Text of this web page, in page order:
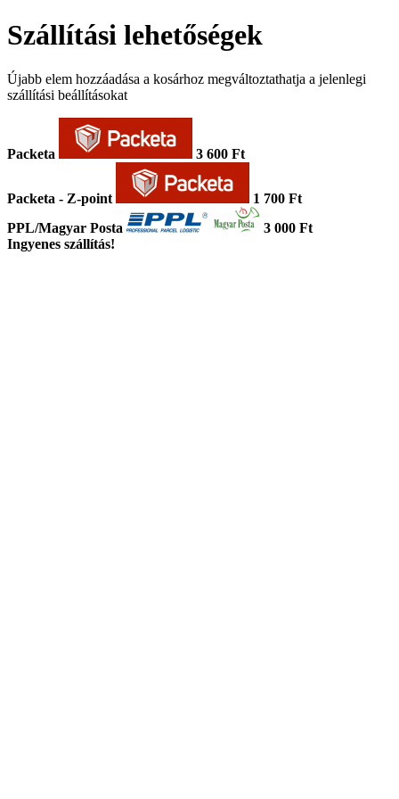
Szállítási lehetőségek
Újabb elem hozzáadása a kosárhoz megváltoztathatja a jelenlegi
szállítási beállításokat
Packeta 3 600 Ft
Packeta - Z-point
1 700 Ft
PPL/Magyar Posta
3 000 Ft
Ingyenes szállítás!